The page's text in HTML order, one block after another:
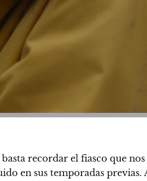
basta recordar el fiasco que
en sus temporadas previas.